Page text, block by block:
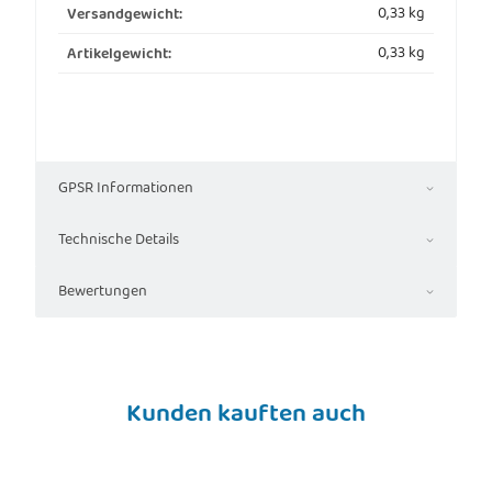
Versandgewicht:
0,33 kg
Artikelgewicht:
0,33kg
GPSR Informationen
Technische Details
Bewertungen
Kunden kauften auch